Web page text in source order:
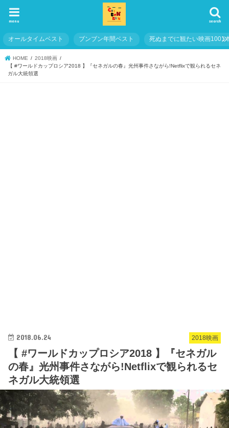
search
menu
オールタイムベスト ブンブン年間ベスト 死ぬまでに観たい映画1001
HOME
2018映画
【 #ワールドカップロシア2018 】『セネガルの春』光州事件さながら!Netflixで観られるセネ
ガル大統領選
2018映画
2018.06.24
【 #ワールドカップロシア2018 】『セネガル
の春』光州事件さながら!Netflixで観られるセ
ネガル大統領選